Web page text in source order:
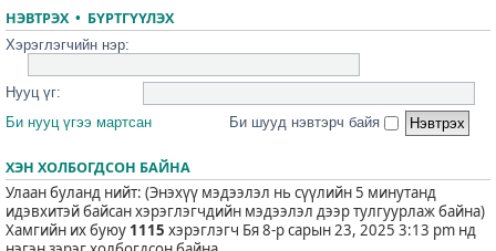
НЭВТРЭХ• БҮРТГҮҮЛЭХ
Хэрэглэгчийн нэр:
Нууц үг:
Би нууц үгээ мартсан
Би шууд нэвтэрч байя
ХЭН ХОЛБОГДСОН БАЙНА
Улаан буланд нийт: (Энэхүү мэдээлэл нь сүүлийн 5 минутанд
идэвхитэй байсан хэрэглэгчдийн мэдээлэл дээр тулгуурлаж байна)
Хамгийн их буюу 1115 хэрэглэгч Бя 8-р сарын 23, 2025 3:13 pm нд